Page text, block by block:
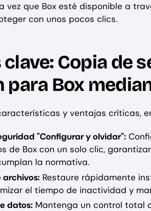
vez que Box esté disponible a
con unos pocos clics.
Copia de
Box
y ventajas críticas,
"Configurar y olvidar":
de Box con un solo clic,
la normativa.
archivos: Restaure rápidamente
el tiempo de inactividad y
datos: Mantenga un control total